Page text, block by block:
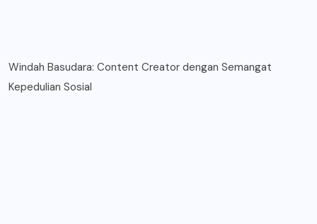
Windah Basudara: Content Creator dengan Semangat
Kepedulian Sosial